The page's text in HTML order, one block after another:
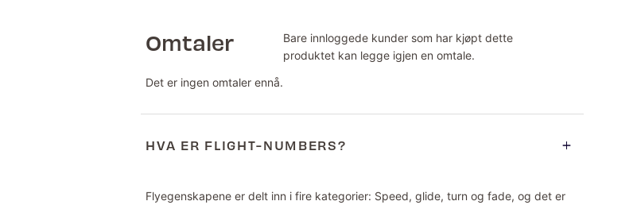
Omtaler
Det er ingen omtaler ennå.
Bare innloggede kunder som har kjøpt dette
produktet kan legge igjen en omtale.
HVA ER FLIGHT-NUMBERS?
Flyegenskapene er delt inn i fire kategorier: Speed, glide, turn og fade, og det er